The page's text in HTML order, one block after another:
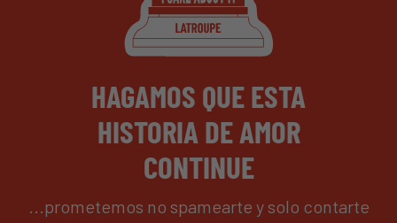
HAGAMOS QUE ESTA
HISTORIA DE AMOR
CONTINUE
...prometemos no spamearte y solo contarte